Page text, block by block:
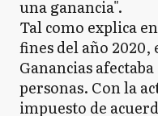
una ganancia".
Tal como explica
fines del año 2020,
Ganancias
personas. Con la
impuesto de